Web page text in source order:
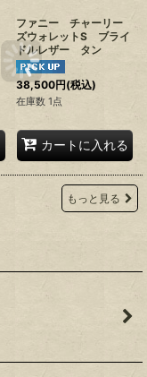
ファニー チャーリー
ズウォレットS ブライ
ドルレザー タン
38,500円(税込)
在庫数 1点
カートに入れる
もっと見る